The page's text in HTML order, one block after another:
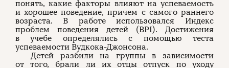
понять, какие факторы влияют на успеваемость
и хорошее поведение, причем с самого раннего
возраста. В работе использовался Индекс
проблем поведения детей (BPI). Достижения
в учебе определялись с помощью теста
успеваемости Вудкока-Джонсона.
Детей разбили на группы в зависимости
от того, брали ли их отцы отпуск по уходу